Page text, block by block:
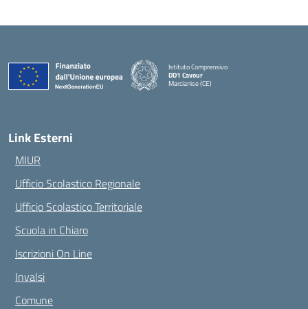
Istituto Comprensivo
DD1 Cavour
Marcianise (CE)
Link Esterni
MIUR
Ufficio Scolastico Regionale
Ufficio Scolastico Territoriale
Scuola in Chiaro
Iscrizioni On Line
Invalsi
Comune